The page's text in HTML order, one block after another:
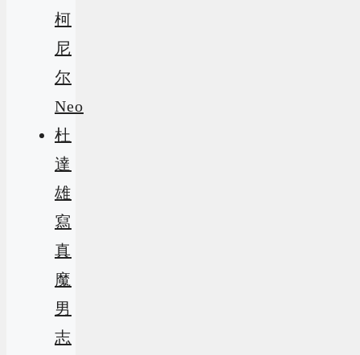
柯
尼
尔
Neo
杜
達
雄
寫
真
魔
男
志